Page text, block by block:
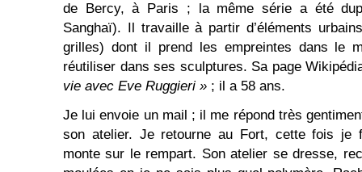
de Bercy, à Paris ; la même série a été
Sanghaï). Il travaille à partir d’éléments
grilles) dont il prend les empreintes dans le
réutiliser dans ses sculptures. Sa page
vie avec Eve Ruggieri » ; il a 58 ans.
Je lui envoie un mail ; il me répond très
son atelier. Je retourne au Fort, cette fois je
monte sur le rempart. Son atelier se dresse,